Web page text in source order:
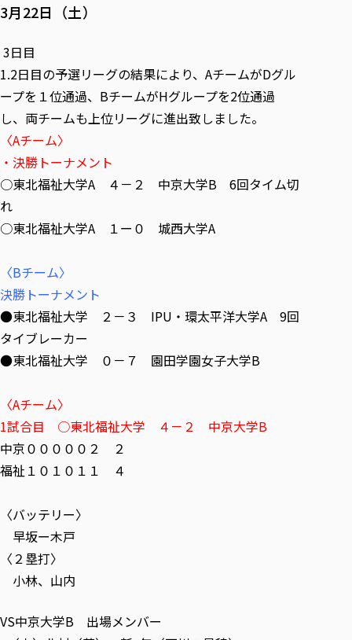
3月22日（土）
3日目
1.2日目の予選リーグの結果により、AチームがDグル
ープを１位通過、BチームがHグループを2位通過
し、両チームも上位リーグに進出致しました。
〈Aチーム〉
・決勝トーナメント
○東北福祉大学A ４－２ 中京大学B 6回タイム切
れ
○東北福祉大学A １ー０ 城西大学A
〈Bチーム〉
決勝トーナメント
●東北福祉大学 ２－３ IPU・環太平洋大学A 9回
タイブレーカー
●東北福祉大学 ０－７ 園田学園女子大学B
〈Aチーム〉
1試合目 ○東北福祉大学 ４－２ 中京大学B
中京０００００２ ２
福祉１０１０１１ ４
〈バッテリー〉
早坂ー木戸
〈２塁打〉
小林、山内
VS中京大学B 出場メンバー